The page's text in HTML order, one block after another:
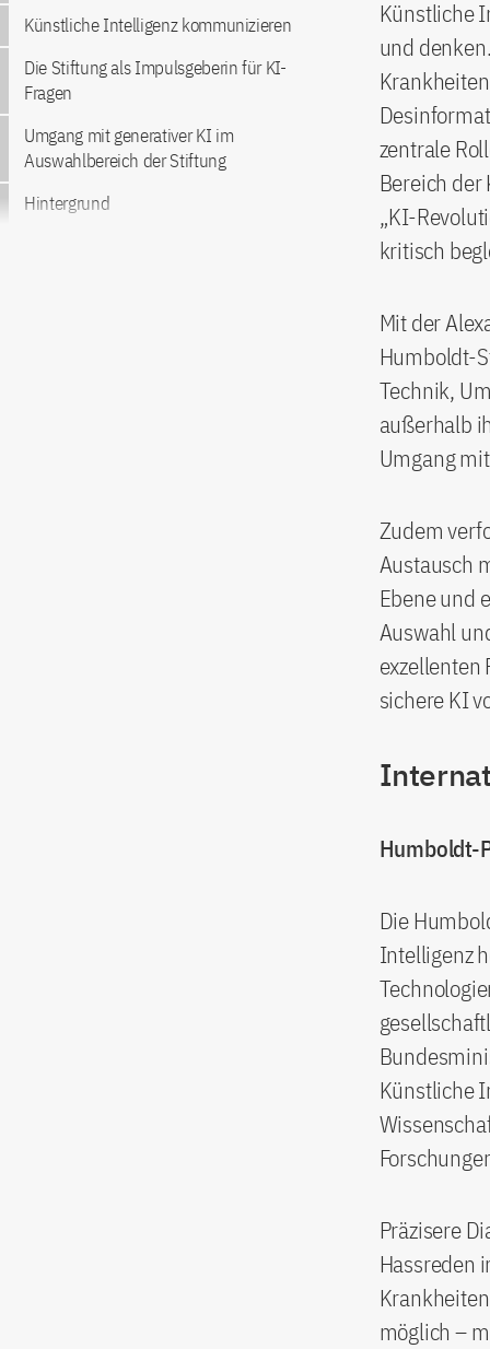
Künstliche Intelligenz kommunizieren
Die Stiftung als Impulsgeberin für KI-
Fragen
Umgang mit generativer KI im
Auswahlbereich der Stiftung
Hintergrund
Künstliche
und
zentrale
Bereich
„KI-
kritisch
Mit der
Humboldt-
Technik,
außerhalb
Umgang
Zudem
Austausch
Ebene und
Auswahl
exzellenten
sichere KI
Humboldt-
Die
Intelligenz
Künstliche
Präzisere
Hassreden
möglich –